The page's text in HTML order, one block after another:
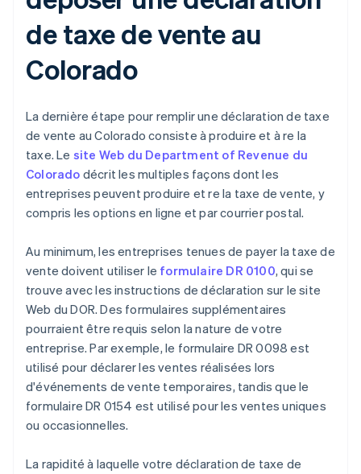
de taxe de vente au
Colorado
La dernière étape pour remplir une déclaration de taxe
de vente au Colorado consiste à produire et à re la
taxe. Le site Web du Department of Revenue du
Colorado décrit les multiples façons dont les
entreprises peuvent produire et re la taxe de vente, y
compris les options en ligne et par courrier postal.
Au minimum, les entreprises tenues de payer la taxe de
vente doivent utiliser le formulaire DR 0100, qui se
trouve avec les instructions de déclaration sur le site
Web du DOR. Des formulaires supplémentaires
pourraient être requis selon la nature de votre
entreprise. Par exemple, le formulaire DR 0098 est
utilisé pour déclarer les ventes réalisées lors
d'événements de vente temporaires, tandis que le
formulaire DR 0154 est utilisé pour les ventes uniques
ou occasionnelles.
La rapidité à laquelle votre déclaration de taxe de